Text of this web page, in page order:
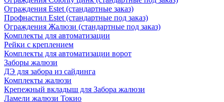
Ограждения Estet (стандартные заказ)
Профнастил Estet (стандартные под заказ)
Ограждения Жалюзи (стандартные под заказ)
Комплекты для автоматизации
Рейки с креплением
Комплекты для автоматизации ворот
Заборы жалюзи
ДЭ для забора из сайдинга
Комплекты жалюзи
Крепежный вкладыш для Забора жалюзи
Ламели жалюзи Токио